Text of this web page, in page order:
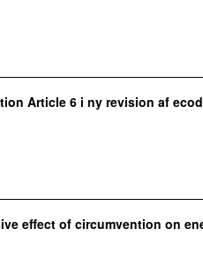
Article 6 i ny revision af
effect of circumvention on